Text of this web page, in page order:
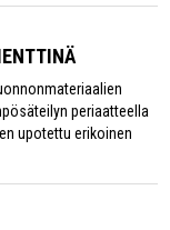
periaatteella
upotettu erikoinen